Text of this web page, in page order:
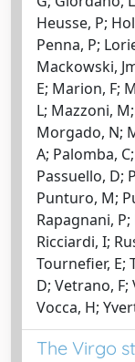
Heusse, P;
Penna, P;
Mackowski,
E; Marion, F;
L; Mazzoni,
Morgado, N;
A; Palomba,
Passuello, D;
Punturo, M;
Rapagnani, P;
Ricciardi, I;
Tournefier, E;
D; Vetrano, F;
Vocca, H;
The Virgo